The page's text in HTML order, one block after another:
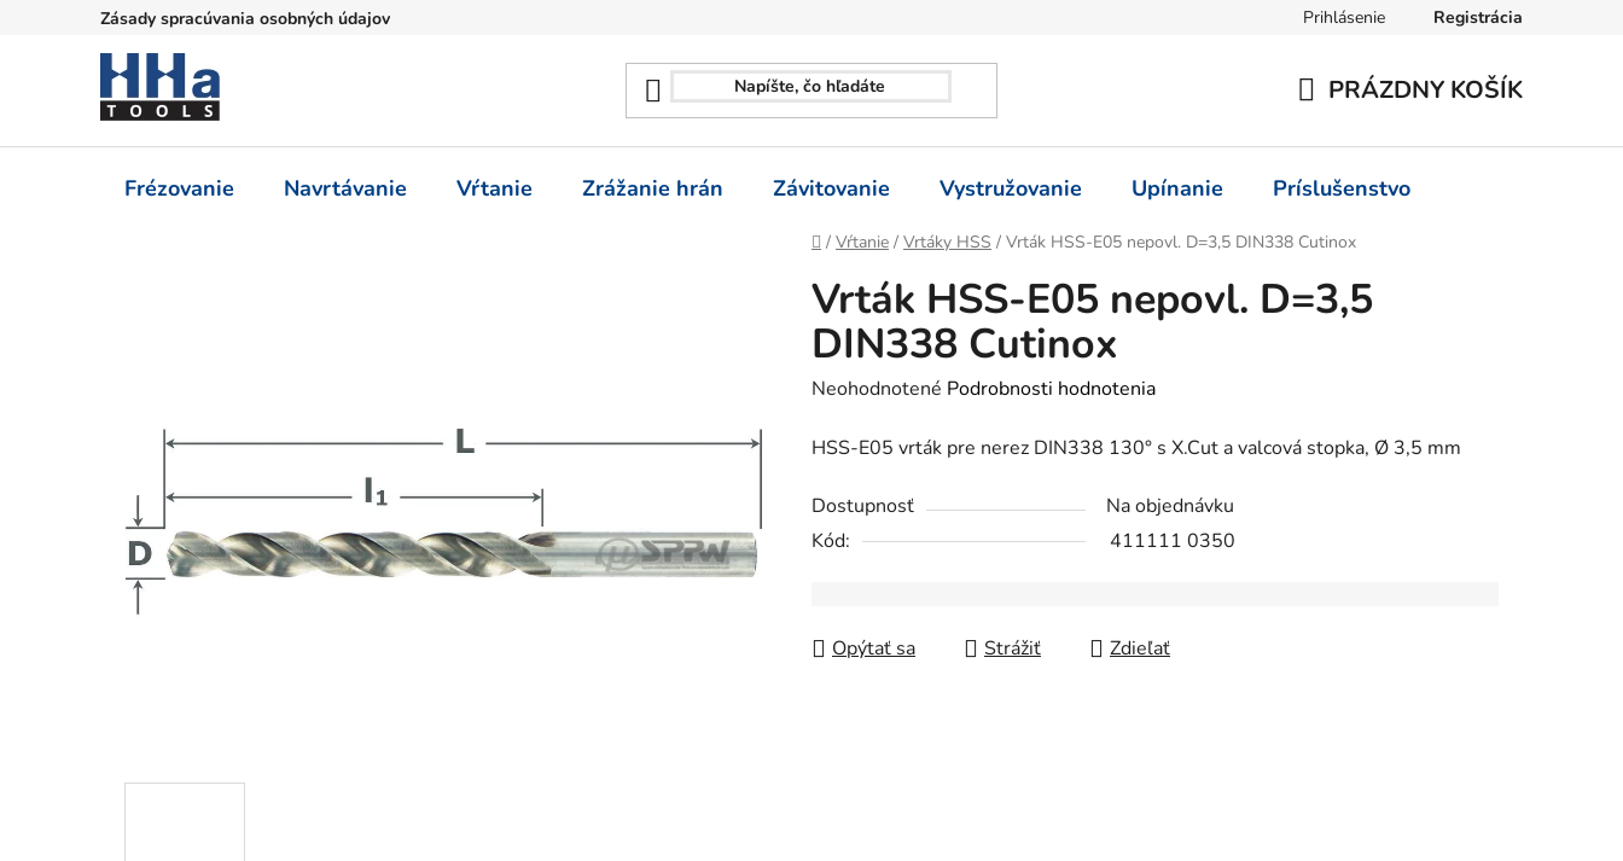
Zásady spracúvania osobných údajov Prihlásenie Registrácia
KOŠÍK
PRÁZDNY KOŠÍK
Frézovanie Navrtávanie Vŕtanie Zrážanie hrán Závitovanie Vystružovanie Upínanie Príslušenstvo
Domov
/ Vŕtanie / Vrtáky HSS / Vrták HSS-E05 nepovl. D=3,5 DIN338 Cutinox
Vrták HSS-E05 nepovl. D=3,5
DIN338 Cutinox
Priemerné
produktu
0,0
z
Neohodnotené Podrobnosti hodnotenia
HSS-E05 vrták pre nerez DIN338 130° s X.Cut a valcová stopka, Ø 3,5 mm
Dostupnosť
Na objednávku
Kód:
411111 0350
Opýtať sa Strážiť Zdieľať